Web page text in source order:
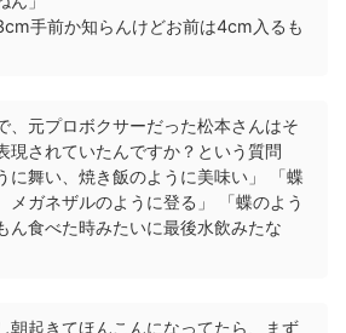
手前か知らんけどお前は4cm入るも
、元プロボクサーだった松本さんはそ
現されていたんですか？という質問
に舞い、焼き飯のように美味い」 「蝶
メガネザルのように登る」 「蝶のよう
ん食べた時みたいに最後水飲みたな
朝起きてほんこんになってたら、まず